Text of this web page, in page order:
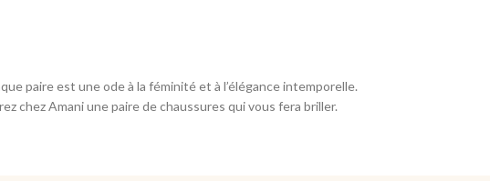
paire est une ode à la féminité et à l’élégance intemporelle.
chez Amani une paire de chaussures qui vous fera briller.